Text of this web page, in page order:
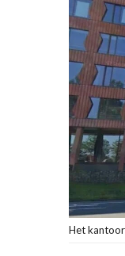
Het